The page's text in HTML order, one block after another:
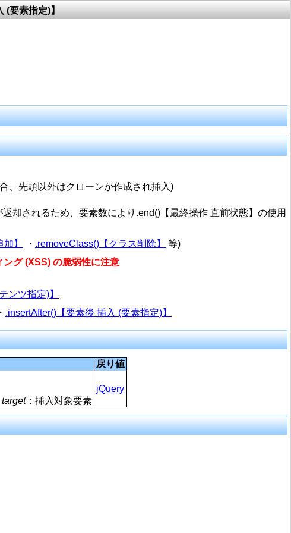
要素指定)】
、先頭以外はクローンが作成され挿入)
却されるため、要素数により.end()【最終操作 直前状態】の使用
】 ・ .removeClass()【クラス削除】
等)
ング(XSS) の脆弱性に注意
ンツ指定)】
.insertAfter()【要素後 挿入 (要素指定)】
戻り値
target：挿入対象要素
jQuery